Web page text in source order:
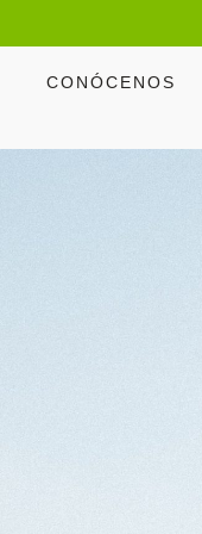
CONÓCENOS